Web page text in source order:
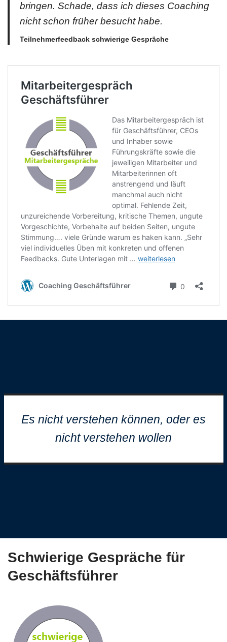
bringen. Schade, dass ich dieses Coaching
nicht schon früher besucht habe.
Teilnehmerfeedback schwierige Gespräche
Es nicht verstehen können, oder es
nicht verstehen wollen
Schwierige Gespräche für
Geschäftsführer